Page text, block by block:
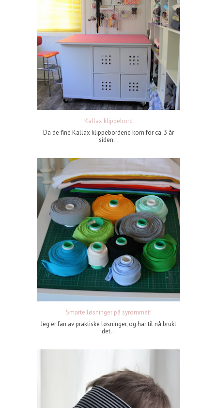
Kallax klippebord
Da de fine Kallax klippebordene kom for ca. 3 år
siden...
Smarte løsninger på syrommet!
Jeg er fan av praktiske løsninger, og har til nå brukt
det...